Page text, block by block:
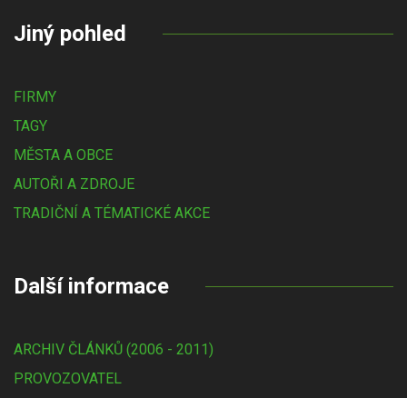
Jiný pohled
FIRMY
TAGY
MĚSTA A OBCE
AUTOŘI A ZDROJE
TRADIČNÍ A TÉMATICKÉ AKCE
Další informace
ARCHIV ČLÁNKŮ (2006 - 2011)
PROVOZOVATEL